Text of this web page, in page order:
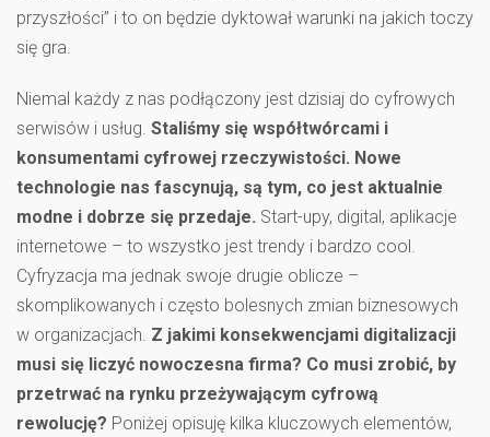
przyszłości” i to on będzie dyktował warunki na jakich toczy
się gra.
Niemal każdy z nas podłączony jest dzisiaj do cyfrowych
serwisów i usług. Staliśmy się współtwórcami i
konsumentami cyfrowej rzeczywistości. Nowe
technologie nas fascynują, są tym, co jest aktualnie
modne i dobrze się przedaje. Start-upy, digital, aplikacje
internetowe – to wszystko jest trendy i bardzo cool.
Cyfryzacja ma jednak swoje drugie oblicze –
skomplikowanych i często bolesnych zmian biznesowych
w organizacjach. Z jakimi konsekwencjami digitalizacji
musi się liczyć nowoczesna firma? Co musi zrobić, by
przetrwać na rynku przeżywającym cyfrową
rewolucję? Poniżej opisuję kilka kluczowych elementów,